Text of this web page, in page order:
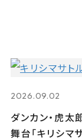
2026.09.02
ダンカン・虎
舞台「キリシマ